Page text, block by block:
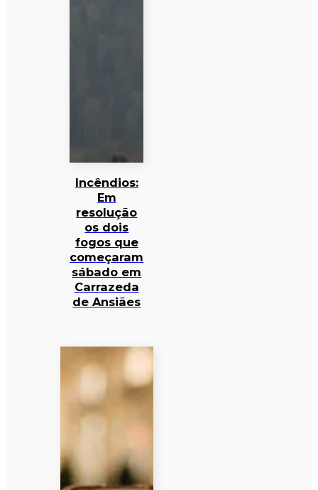
Incêndios:
Em
resolução
os dois
fogos que
começaram
sábado em
Carrazeda
de Ansiães